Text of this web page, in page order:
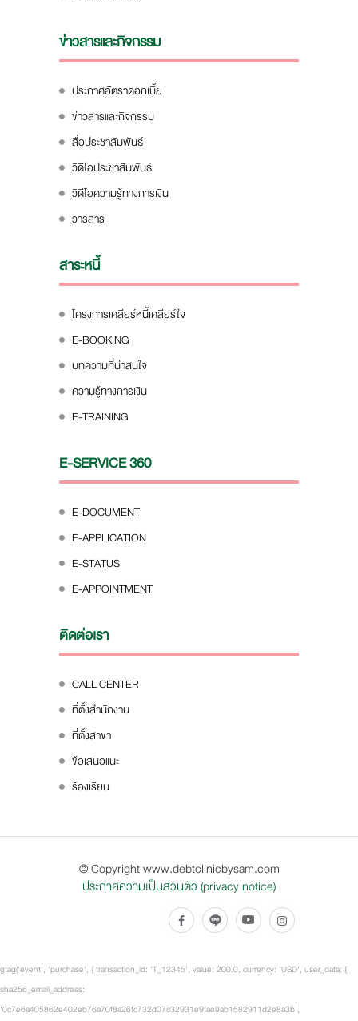
ข่าวสารและกิจกรรม
ประกาศอัตราดอกเบี้ย
ข่าวสารและกิจกรรม
สื่อประชาสัมพันธ์
วิดีโอประชาสัมพันธ์
วิดีโอความรู้ทางการเงิน
วารสาร
สาระหนี้
โครงการเคลียร์หนี้เคลียร์ใจ
E-BOOKING
บทความที่น่าสนใจ
ความรู้ทางการเงิน
E-TRAINING
E-SERVICE 360
E-DOCUMENT
E-APPLICATION
E-STATUS
E-APPOINTMENT
ติดต่อเรา
CALL CENTER
ที่ตั้งสำนักงาน
ที่ตั้งสาขา
ข้อเสนอแนะ
ร้องเรียน
© Copyright www.debtclinicbysam.com
ประกาศความเป็นส่วนตัว (privacy notice)
gtag('event', 'purchase', { transaction_id: 'T_12345', value: 200.0, currency: 'USD', user_data: {
sha256_email_address:
'0c7e6a405862e402eb76a70f8a26fc732d07c32931e9fae9ab1582911d2e8a3b',